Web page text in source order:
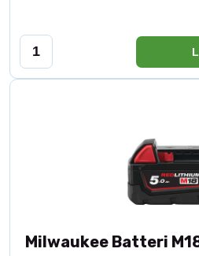
Milwaukee Batteri